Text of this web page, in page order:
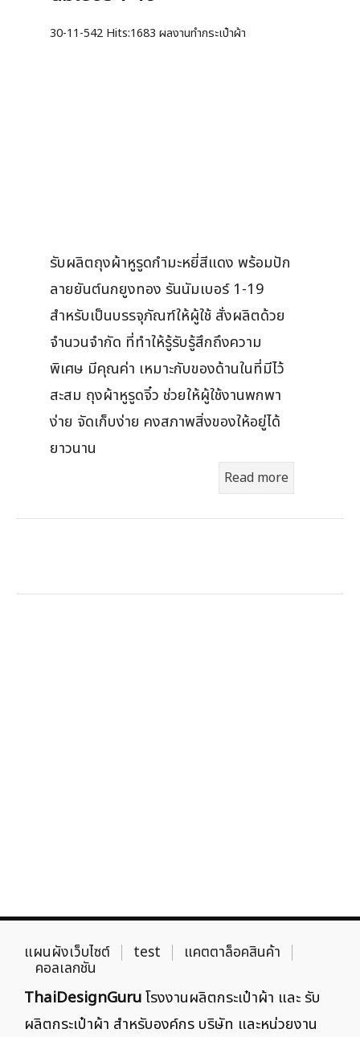
30-11-542 Hits:1683 ผลงานทำกระเป๋าผ้า
รับผลิตถุงผ้าหูรูดกำมะหยี่สีแดง พร้อมปัก
ลายยันต์นกยูงทอง รันนัมเบอร์ 1-19
สำหรับเป็นบรรจุภัณฑ์ให้ผู้ใช้ สั่งผลิตด้วย
จำนวนจำกัด ที่ทำให้รู้รับรู้สึกถึงความ
พิเศษ มีคุณค่า เหมาะกับของด้านในที่มีไว้
สะสม ถุงผ้าหูรูดจิ๋ว ช่วยให้ผู้ใช้งานพกพา
ง่าย จัดเก็บง่าย คงสภาพสิ่งของให้อยู่ได้
ยาวนาน
Read more
แผนผังเว็บไซต์ test แคตตาล็อคสินค้า
คอลเลกชัน
ThaiDesignGuruโรงงานผลิตกระเป๋าผ้า และ รับ
ผลิตกระเป๋าผ้า สำหรับองค์กร บริษัท และหน่วยงาน